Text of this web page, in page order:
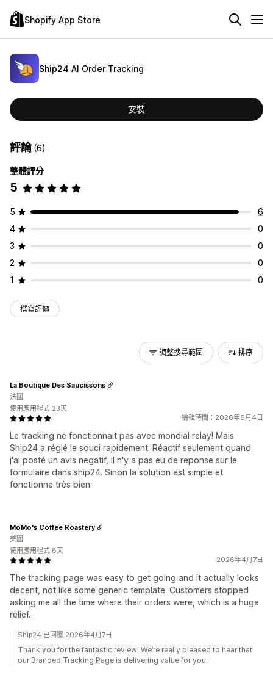
Shopify App Store
Ship24 AI Order Tracking
安裝
評論(6)
整體評分
5
5
6
4
0
3
0
2
0
1
0
撰寫評價
調整搜尋範圍 排序
編輯時間：2026年6月4日
Le tracking ne fonctionnait pas avec mondial relay! Mais
Ship24 a réglé le souci rapidement. Réactif seulement quand
j'ai posté un avis negatif, il n'y a pas eu de reponse sur le
formulaire dans ship24. Sinon la solution est simple et
fonctionne très bien.
La Boutique Des Saucissons
法國
使用應用程式 23天
2026年4月7日
The tracking page was easy to get going and it actually looks
decent, not like some generic template. Customers stopped
asking me all the time where their orders were, which is a huge
relief.
MoMo's Coffee Roastery
美國
使用應用程式 8天
Ship24 已回覆 2026年4月7日
Thank you for the fantastic review! We’re really pleased to hear that
our Branded Tracking Page is delivering value for you.